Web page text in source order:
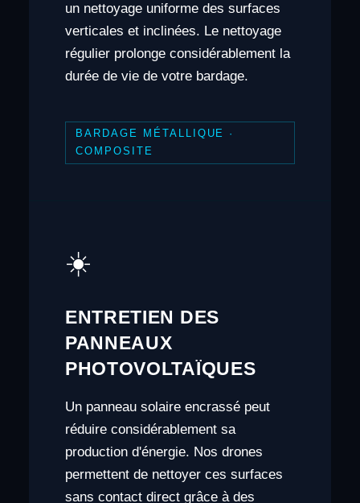
un nettoyage uniforme des surfaces
verticales et inclinées. Le nettoyage
régulier prolonge considérablement la
durée de vie de votre bardage.
BARDAGE MÉTALLIQUE ·
COMPOSITE
☀️
ENTRETIEN DES
PANNEAUX
PHOTOVOLTAÏQUES
Un panneau solaire encrassé peut
réduire considérablement sa
production d'énergie. Nos drones
permettent de nettoyer ces surfaces
sans contact direct grâce à des